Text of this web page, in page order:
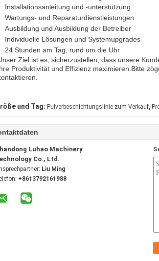
Installationsanleitung und -unterstützung
Wartungs- und Reparaturdienstleistungen
Ausbildung und Ausbildung der Betreiber
Individuelle Lösungen und Systemupgrades
24 Stunden am Tag, rund um die Uhr
Ziel ist es, sicherzustellen, dass unsere
Produktivität und Effizienz maximieren.Bitte
und Tag: Pulverbeschichtungslinie zum Verkauf,
Luhao Machinery
Co., Ltd.
Liu Ming
+8613792161988